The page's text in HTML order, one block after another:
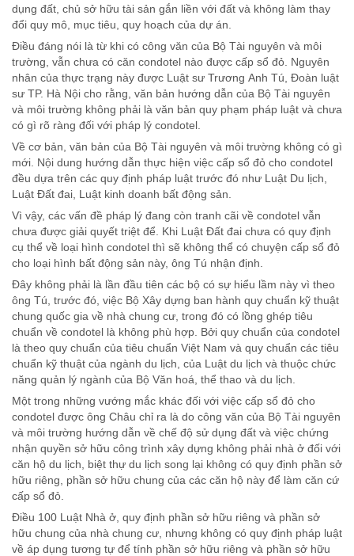
dụng đất, chủ sở hữu tài sản gắn liền với đất và không làm thay
đổi quy mô, mục tiêu, quy hoạch của dự án.
Điều đáng nói là từ khi có công văn của Bộ Tài nguyên và môi
trường, vẫn chưa có căn condotel nào được cấp sổ đỏ. Nguyên
nhân của thực trạng này được Luật sư Trương Anh Tú, Đoàn luật
sư TP. Hà Nội cho rằng, văn bản hướng dẫn của Bộ Tài nguyên
và môi trường không phải là văn bản quy phạm pháp luật và chưa
có gì rõ ràng đối với pháp lý condotel.
Về cơ bản, văn bản của Bộ Tài nguyên và môi trường không có gì
mới. Nội dung hướng dẫn thực hiện việc cấp sổ đỏ cho condotel
đều dựa trên các quy định pháp luật trước đó như Luật Du lịch,
Luật Đất đai, Luật kinh doanh bất động sản.
Vì vậy, các vấn đề pháp lý đang còn tranh cãi về condotel vẫn
chưa được giải quyết triệt để. Khi Luật Đất đai chưa có quy định
cụ thể về loại hình condotel thì sẽ không thể có chuyện cấp sổ đỏ
cho loại hình bất động sản này, ông Tú nhận định.
Đây không phải là lần đầu tiên các bộ có sự hiểu lầm này vì theo
ông Tú, trước đó, việc Bộ Xây dựng ban hành quy chuẩn kỹ thuật
chung quốc gia về nhà chung cư, trong đó có lồng ghép tiêu
chuẩn về condotel là không phù hợp. Bởi quy chuẩn của condotel
là theo quy chuẩn của tiêu chuẩn Việt Nam và quy chuẩn các tiêu
chuẩn kỹ thuật của ngành du lịch, của Luật du lịch và thuộc chức
năng quản lý ngành của Bộ Văn hoá, thể thao và du lịch.
Một trong những vướng mắc khác đối với việc cấp sổ đỏ cho
condotel được ông Châu chỉ ra là do công văn của Bộ Tài nguyên
và môi trường hướng dẫn về chế độ sử dụng đất và việc chứng
nhận quyền sở hữu công trình xây dựng không phải nhà ở đối với
căn hộ du lịch, biệt thự du lịch song lại không có quy định phần sở
hữu riêng, phần sở hữu chung của các căn hộ này để làm căn cứ
cấp sổ đỏ.
Điều 100 Luật Nhà ở, quy định phần sở hữu riêng và phần sở
hữu chung của nhà chung cư, nhưng không có quy định pháp luật
về áp dụng tương tự để tính phần sở hữu riêng và phần sở hữu